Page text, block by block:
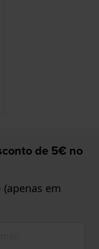
de 5€ no
em